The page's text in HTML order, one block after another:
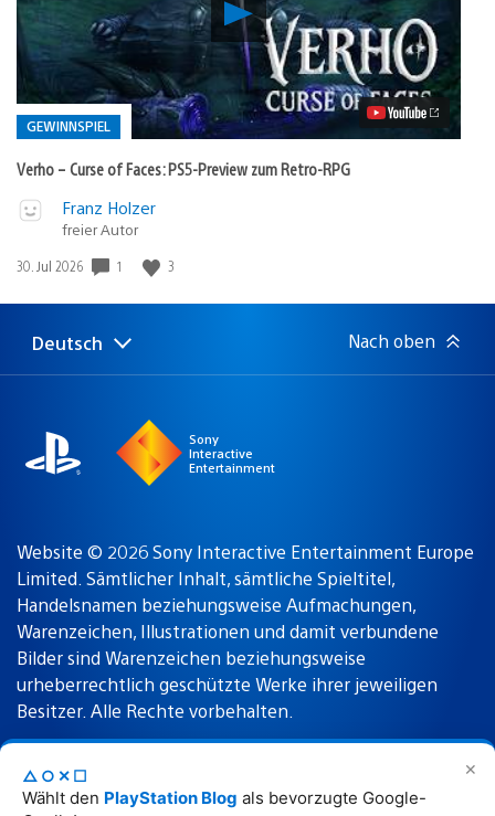
✕
△○✕☐
Wählt den PlayStation Blog als bevorzugte Google-
Verho
–
Curse
of
Faces:
PS5-
Preview
zum
Retro-
GEWINNSPIEL
Verho – Curse of Faces: PS5-Preview zum Retro-RPG
Veröffentlicht
Gewinnspiel
Franz Holzer
freier Autor
Veröffentlichungsdatum:
30. Jul 2026 1 3
Select
a
Aktuelle
Region:
Deutsch Nach oben
Sony
Interactive
Entertainment
Website © 2026 Sony Interactive Entertainment Europe
Limited. Sämtlicher Inhalt, sämtliche Spieltitel,
Handelsnamen beziehungsweise Aufmachungen,
Warenzeichen, Illustrationen und damit verbundene
Bilder sind Warenzeichen beziehungsweise
urheberrechtlich geschützte Werke ihrer jeweiligen
Besitzer. Alle Rechte vorbehalten.
Nutzungsbedingungen Datenschutzrichtlinie